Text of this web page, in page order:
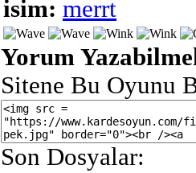
isim: merrt
Yorum
Sitene Bu Oyunu
Son Dosyalar: